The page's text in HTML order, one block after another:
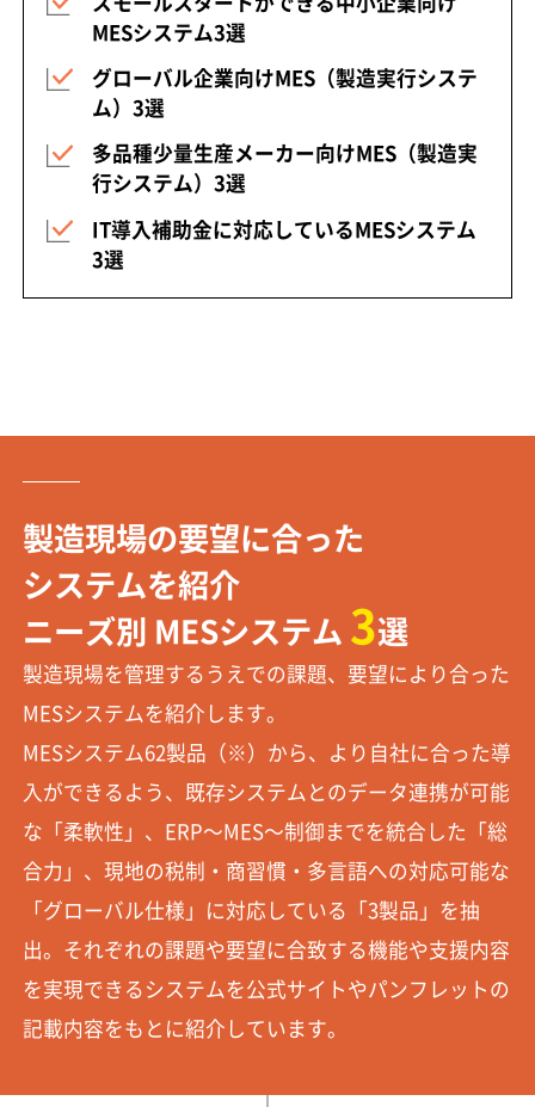
MESシステム3選
グローバル企業向けMES（製造実行システ
ム）3選
多品種少量生産メーカー向けMES（製造実
行システム）3選
IT導入補助金に対応しているMESシステム
3選
製造現場の要望に合った
システムを紹介
ニーズ別 MESシステム 3選
製造現場を管理するうえでの課題、要望により合った
MESシステムを紹介します。
MESシステム62製品（※）から、より自社に合った導
入ができるよう、既存システムとのデータ連携が可能
な「柔軟性」、ERP～MES～制御までを統合した「総
合力」、現地の税制・商習慣・多言語への対応可能な
「グローバル仕様」に対応している「3製品」を抽
出。それぞれの課題や要望に合致する機能や支援内容
を実現できるシステムを公式サイトやパンフレットの
記載内容をもとに紹介しています。